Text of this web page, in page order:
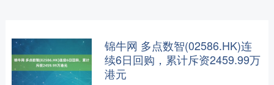
锦牛网 多点数智(02586.HK)连
续6日回购，累计斥资2459.99万
港元